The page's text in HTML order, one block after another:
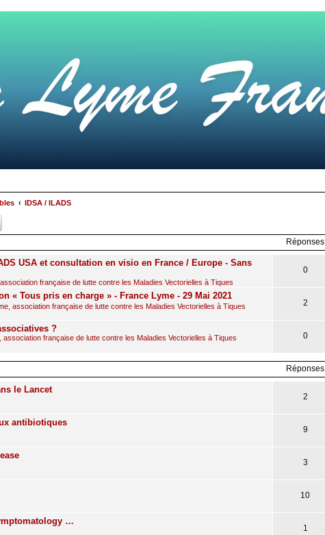
IDSA / ILADS
Réponses
USA et consultation en visio en France / Europe - Sans
française de lutte contre les Maladies Vectorielles à Tiques
0
« Tous pris en charge » - France Lyme - 29 Mai 2021
association française de lutte contre les Maladies Vectorielles à Tiques 2
?
association française de lutte contre les Maladies Vectorielles à Tiques 0
Réponses
le Lancet
2
antibiotiques
9
3
10
…
1